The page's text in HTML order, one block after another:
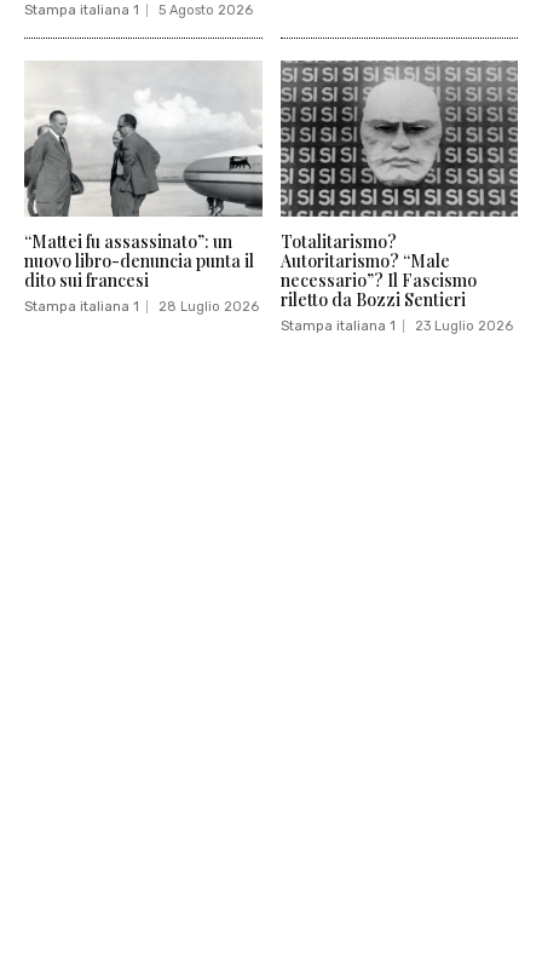
Stampa italiana 1 5 Agosto 2026
“Mattei fu assassinato”: un
nuovo libro-denuncia punta il
dito sui francesi
Stampa italiana 1 28 Luglio 2026
Totalitarismo?
Autoritarismo? “Male
necessario”? Il Fascismo
riletto da Bozzi Sentieri
Stampa italiana 1 23 Luglio 2026